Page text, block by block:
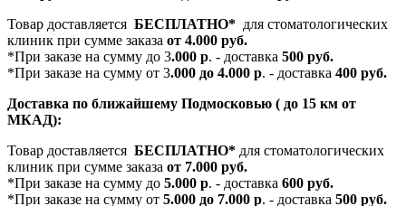
Товар доставляется БЕСПЛАТНО* для стоматологических
клиник при сумме заказа от 4.000 руб.
*При заказе на сумму до 3.000 р. - доставка 500 руб.
*При заказе на сумму от 3.000 до 4.000 р. - доставка 400 руб.
Доставка по ближайшему Подмосковью ( до 15 км от
МКАД):
Товар доставляется БЕСПЛАТНО* для стоматологических
клиник при сумме заказа от 7.000 руб.
*При заказе на сумму до 5.000 р. - доставка 600 руб.
*При заказе на сумму от 5.000 до 7.000 р. - доставка 500 руб.